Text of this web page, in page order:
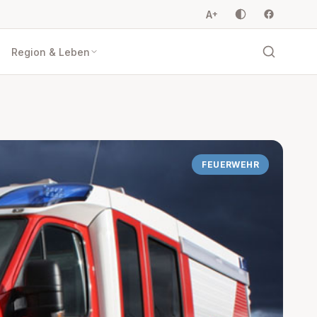
A+
Region & Leben
FEUERWEHR